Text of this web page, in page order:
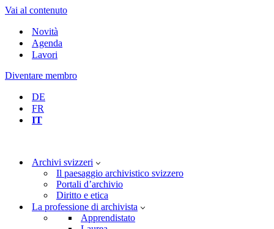
Vai al contenuto
Novità
Agenda
Lavori
Diventare membro
DE
FR
IT
Archivi svizzeri
Il paesaggio archivistico svizzero
Portali d’archivio
Diritto e etica
La professione di archivista
Apprendistato